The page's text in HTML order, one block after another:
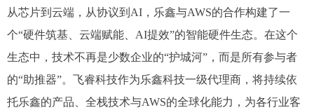
从芯片到云端，从协议到AI，乐鑫与AWS的合作构建了一
个“硬件筑基、云端赋能、AI提效”的智能硬件生态。在这个
生态中，技术不再是少数企业的“护城河”，而是所有参与者
的“助推器”。飞睿科技作为乐鑫科技一级代理商，将持续依
托乐鑫的产品、全栈技术与AWS的全球化能力，为各行业客